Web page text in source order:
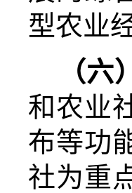
型农业
（
和农业
布等功
社为重